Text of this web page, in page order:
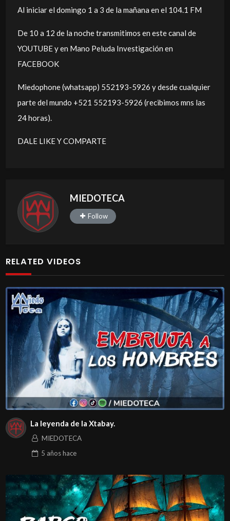
Al iniciar el domingo 1 a 3 de la mañana en el 104.1 FM
De 10 a 12 de la noche transmitimos en este canal de
YOUTUBE y en Mano Peluda Investigación en
FACEBOOK
Miedophone (whatsapp) 552193-5926 y desde cualquier
parte del mundo +521 552193-5926 (recibimos mns las
24 horas).
DALE LIKE Y COMPARTE
MIEDOTECA
Follow
RELATED VIDEOS
La leyenda de la Xtabay.
MIEDOTECA
5 añoshace